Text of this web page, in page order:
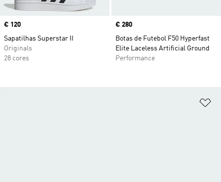
Price
€ 120
Sapatilhas Superstar II
Originals
28 cores
Price
€ 280
Botas de Futebol F50 Hyperfast
Elite Laceless Artificial Ground
Performance